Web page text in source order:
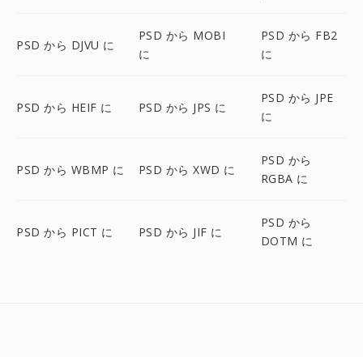
PSD から DJVU に
PSD から MOBI
に
PSD から FB2
に
PSD から HEIF に PSD から JPS に
PSD から JPE
に
PSD から WBMP に PSD から XWD に
PSD から
RGBA に
PSD から PICT に PSD から JIF に
PSD から
DOTM に